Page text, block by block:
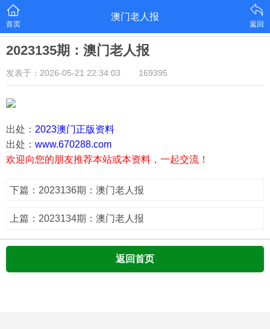
首页
澳门老人报
返回
2023135期：澳门老人报
发表于：2026-05-21 22:34:03 169395
出处： 2023澳门正版资料
出处： www.670288.com
欢迎向您的朋友推荐本站或本资料，一起交流！
下篇：2023136期：澳门老人报
上篇：2023134期：澳门老人报
返回首页